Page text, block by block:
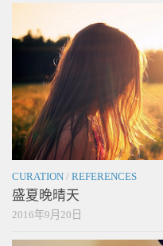
CURATION / REFERENCES
盛夏晚晴天
2016年9月20日